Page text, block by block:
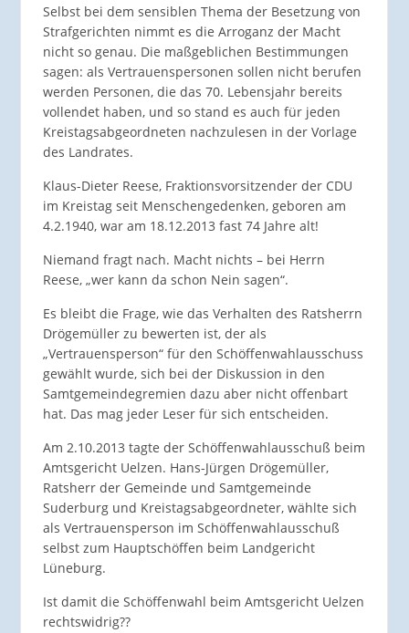
Selbst bei dem sensiblen Thema der Besetzung von
Strafgerichten nimmt es die Arroganz der Macht
nicht so genau. Die maßgeblichen Bestimmungen
sagen: als Vertrauenspersonen sollen nicht berufen
werden Personen, die das 70. Lebensjahr bereits
vollendet haben, und so stand es auch für jeden
Kreistagsabgeordneten nachzulesen in der Vorlage
des Landrates.
Klaus-Dieter Reese, Fraktionsvorsitzender der CDU
im Kreistag seit Menschengedenken, geboren am
4.2.1940, war am 18.12.2013 fast 74 Jahre alt!
Niemand fragt nach. Macht nichts – bei Herrn
Reese, „wer kann da schon Nein sagen“.
Es bleibt die Frage, wie das Verhalten des Ratsherrn
Drögemüller zu bewerten ist, der als
„Vertrauensperson“ für den Schöffenwahlausschuss
gewählt wurde, sich bei der Diskussion in den
Samtgemeindegremien dazu aber nicht offenbart
hat. Das mag jeder Leser für sich entscheiden.
Am 2.10.2013 tagte der Schöffenwahlausschuß beim
Amtsgericht Uelzen. Hans-Jürgen Drögemüller,
Ratsherr der Gemeinde und Samtgemeinde
Suderburg und Kreistagsabgeordneter, wählte sich
als Vertrauensperson im Schöffenwahlausschuß
selbst zum Hauptschöffen beim Landgericht
Lüneburg.
Ist damit die Schöffenwahl beim Amtsgericht Uelzen
rechtswidrig??